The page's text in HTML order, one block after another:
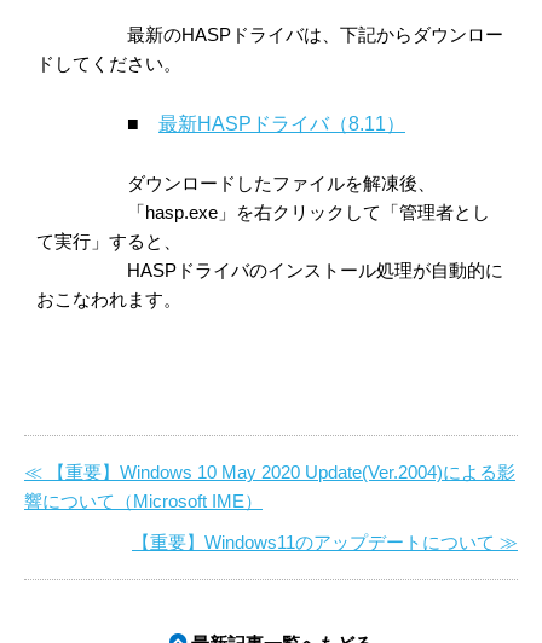
最新のHASPドライバは、下記からダウンロー
ドしてください。
■ 最新HASPドライバ（8.11）
ダウンロードしたファイルを解凍後、
「hasp.exe」を右クリックして「管理者とし
て実行」すると、
HASPドライバのインストール処理が自動的に
おこなわれます。
≪ 【重要】Windows 10 May 2020 Update(Ver.2004)による影
響について（Microsoft IME）
【重要】Windows11のアップデートについて ≫